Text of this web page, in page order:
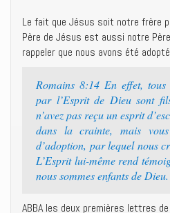
Le fait que Jésus soit notre frère
Père de Jésus est aussi notre
rappeler que nous avons été
Romains 8:14 En effet,
par l’Esprit de Dieu sont
n’avez pas reçu un esprit
dans la crainte, mais
d’adoption, par lequel nous
L’Esprit lui-même rend
nous sommes enfants de Dieu.
ABBA les deux premières lettres